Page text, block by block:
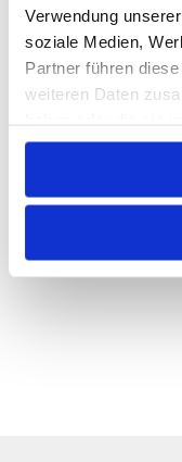
Verwendung
soziale Medien,
Partner führen
weiteren Daten
gesammelt haben.
ALLE
VARIANTEN